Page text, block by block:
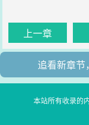
上一章
追看新章节
本站所有收录的